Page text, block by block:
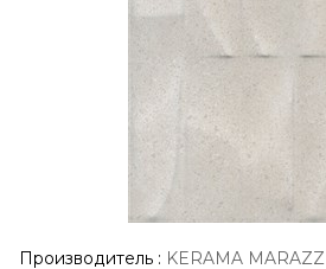
Производитель : KERAMA MARAZZI